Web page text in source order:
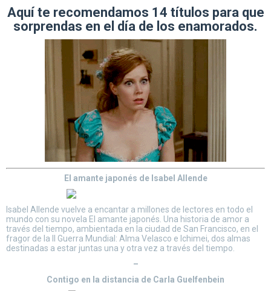
Aquí te recomendamos 14 títulos para que
sorprendas en el día de los enamorados.
El amante japonés de Isabel Allende
Isabel Allende vuelve a encantar a millones de lectores en todo el
mundo con su novela El amante japonés. Una historia de amor a
través del tiempo, ambientada en la ciudad de San Francisco, en el
fragor de la II Guerra Mundial: Alma Velasco e Ichimei, dos almas
destinadas a estar juntas una y otra vez a través del tiempo.
–
Contigo en la distancia de Carla Guelfenbein